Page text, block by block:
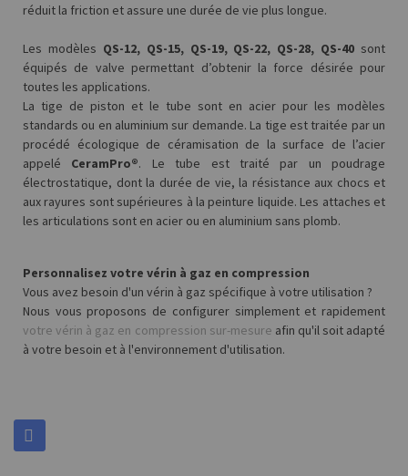
réduit la friction et assure une durée de vie plus longue.
Les modèles QS-12, QS-15, QS-19, QS-22, QS-28, QS-40 sont
équipés de valve permettant d’obtenir la force désirée pour
toutes les applications.
La tige de piston et le tube sont en acier pour les modèles
standards ou en aluminium sur demande. La tige est traitée par un
procédé écologique de céramisation de la surface de l’acier
appelé CeramPro®. Le tube est traité par un poudrage
électrostatique, dont la durée de vie, la résistance aux chocs et
aux rayures sont supérieures à la peinture liquide. Les attaches et
les articulations sont en acier ou en aluminium sans plomb.
Personnalisez votre vérin à gaz en compression
Vous avez besoin d'un vérin à gaz spécifique à votre utilisation ?
Nous vous proposons de configurer simplement et rapidement
votre vérin à gaz en compression sur-mesure afin qu'il soit adapté
à votre besoin et à l'environnement d'utilisation.